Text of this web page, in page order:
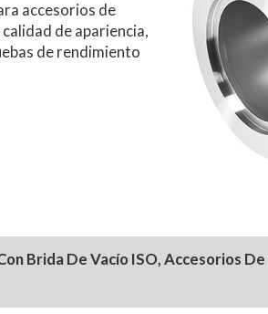
accesorios de
de apariencia,
de rendimiento
Brida De Vacío ISO, Accesorios De